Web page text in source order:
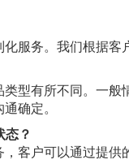
服务。我们根据客
型有所不同。一般
确定。
态？
客户可以通过提供